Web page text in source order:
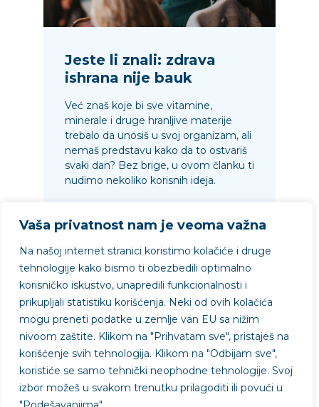
Vaša privatnost nam je veoma važna
Na našoj internet stranici koristimo kolačiće i druge
tehnologije kako bismo ti obezbedili optimalno
korisničko iskustvo, unapredili funkcionalnosti i
prikupljali statistiku korišćenja. Neki od ovih kolačića
mogu preneti podatke u zemlje van EU sa nižim
nivoom zaštite. Klikom na "Prihvatam sve", pristaješ na
korišćenje svih tehnologija. Klikom na "Odbijam sve",
koristiće se samo tehnički neophodne tehnologije. Svoj
izbor možeš u svakom trenutku prilagoditi ili povući u
Jeste li znali: zdrava
ishrana nije bauk
Već znaš koje bi sve vitamine,
minerale i druge hranljive materije
trebalo da unosiš u svoj organizam, ali
nemaš predstavu kako da to ostvariš
svaki dan? Bez brige, u ovom članku ti
nudimo nekoliko korisnih ideja.
11.10.2021. Pročitaj
Projekat podržao